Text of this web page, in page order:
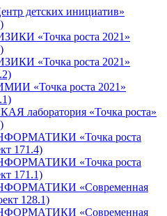
детских инициатив»
«Точка роста 2021»
«Точка роста 2021»
«Точка роста 2021»
лаборатория «Точка роста»
«Точка роста
171.4)
«Точка роста
171.1)
«Современная
128.1)
«Современная